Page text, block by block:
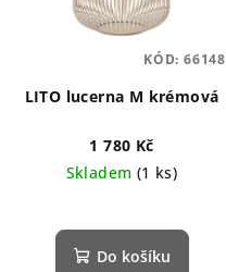
LITO lucerna M krémová
1 780 Kč
Skladem (1 ks)
Do košíku
KÓD: 66148